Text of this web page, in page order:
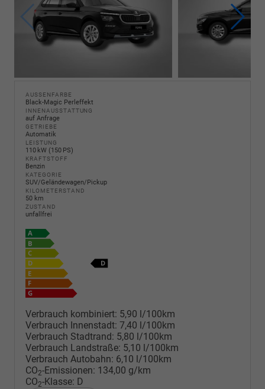
AUSSENFARBE
Black-Magic Perleffekt
INNENAUSSTATTUNG
auf Anfrage
GETRIEBE
Automatik
LEISTUNG
110 kW (150 PS)
KRAFTSTOFF
Benzin
KATEGORIE
SUV/Geländewagen/Pickup
KILOMETERSTAND
50 km
ZUSTAND
unfallfrei
Verbrauch kombiniert: 5,90 l/100km
Verbrauch Innenstadt: 7,40 l/100km
Verbrauch Stadtrand: 5,80 l/100km
Verbrauch Landstraße: 5,10 l/100km
Verbrauch Autobahn: 6,10 l/100km
CO2-Emissionen: 134,00 g/km
CO2-Klasse: D